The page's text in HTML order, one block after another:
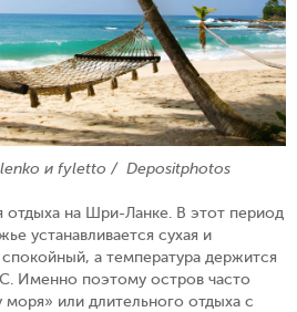
и fyletto / Depositphotos
на Шри-Ланке. В этот период
устанавливается сухая и
а температура держится
Именно поэтому остров часто
или длительного отдыха с